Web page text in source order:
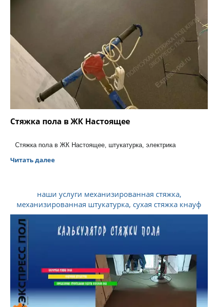
Стяжка пола в ЖК Настоящее
Стяжка пола в ЖК Настоящее, штукатурка, электрика
Читать далее
наши услуги механизированная стяжка,
механизированная штукатурка, сухая стяжка кнауф